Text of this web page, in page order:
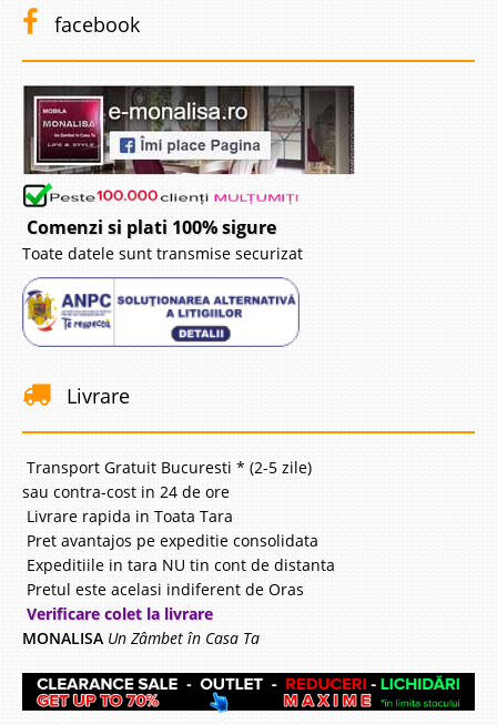
facebook
Comenzi si plati 100% sigure
Toate datele sunt transmise securizat
Livrare
Transport Gratuit Bucuresti * (2-5 zile)
sau contra-cost in 24 de ore
Livrare rapida in Toata Tara
Pret avantajos pe expeditie consolidata
Expeditiile in tara NU tin cont de distanta
Pretul este acelasi indiferent de Oras
Verificare colet la livrare
MONALISA Un Zâmbet în Casa Ta